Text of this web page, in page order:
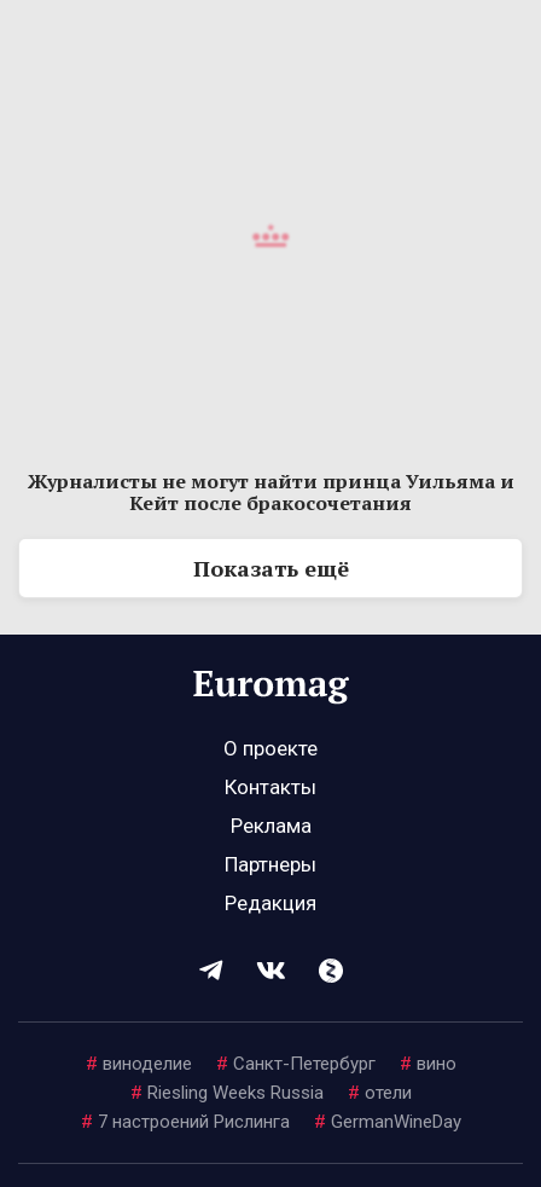
Журналисты не могут найти принца Уильяма и
Кейт после бракосочетания
Показать ещё
О проекте
Контакты
Реклама
Партнеры
Редакция
# виноделие # Санкт-Петербург # вино
# Riesling Weeks Russia # отели
# 7 настроений Рислинга # GermanWineDay